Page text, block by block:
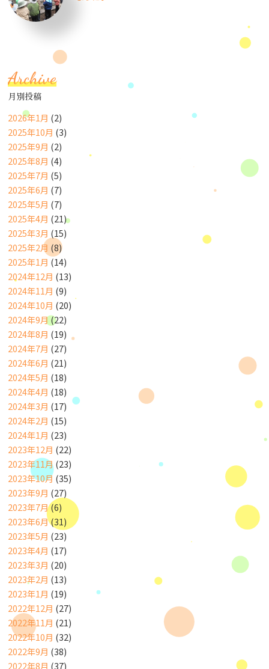
Archive
月別投稿
2026年1月 (2)
2025年10月 (3)
2025年9月 (2)
2025年8月 (4)
2025年7月 (5)
2025年6月 (7)
2025年5月 (7)
2025年4月 (21)
2025年3月 (15)
2025年2月 (8)
2025年1月 (14)
2024年12月 (13)
2024年11月 (9)
2024年10月 (20)
2024年9月(22)
2024年8月 (19)
2024年7月 (27)
2024年6月 (21)
2024年5月 (18)
2024年4月 (18)
2024年3月 (17)
2024年2月 (15)
2024年1月 (23)
2023年12月 (22)
2023年11月(23)
2023年10月(35)
2023年9月 (27)
2023年7月(6)
2023年6月(31)
2023年5月 (23)
2023年4月 (17)
2023年3月 (20)
2023年2月 (13)
2023年1月 (19)
2022年12月 (27)
2022年11月 (21)
2022年10月 (32)
2022年9月 (38)
2022年8月 (37)